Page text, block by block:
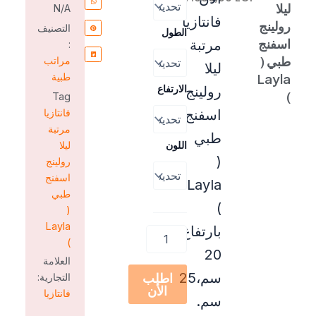
ليلا
رولينج
اسفنج
طبي (
Layla
)
فانتازيا
مرتبة
ليلا
رولينج
اسفنج
طبي
(
Layla
)
بارتفاع
20
سم،25
سم.
الطول
الارتفاع
اللون
ليلا
رولينج
اسفنج
Layla
)
اطلب
الأن
N/A
التصنيف
:
مراتب
طبية
Tag
فانتازيا
مرتبة
ليلا
رولينج
اسفنج
طبي
(
Layla
)
العلامة
التجارية:
فانتازيا